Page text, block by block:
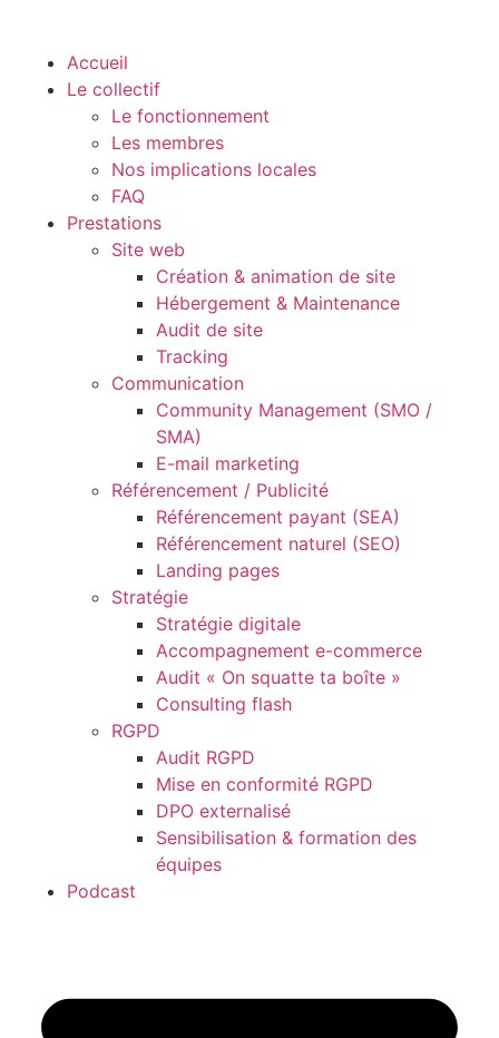
Accueil
Le collectif
Le fonctionnement
Les membres
Nos implications locales
FAQ
Prestations
Site web
Création & animation de site
Hébergement & Maintenance
Audit de site
Tracking
Communication
Community Management (SMO /
SMA)
E-mail marketing
Référencement / Publicité
Référencement payant (SEA)
Référencement naturel (SEO)
Landing pages
Stratégie
Stratégie digitale
Accompagnement e-commerce
Audit « On squatte ta boîte »
Consulting flash
RGPD
Audit RGPD
Mise en conformité RGPD
DPO externalisé
Sensibilisation & formation des
équipes
Podcast